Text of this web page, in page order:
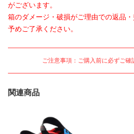
がございます。
箱のダメージ・破損がご理由での返品
予めご了承ください。
ご注意事項：ご購入前に必ずご確
関連商品